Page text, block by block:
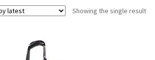
Showing the single result